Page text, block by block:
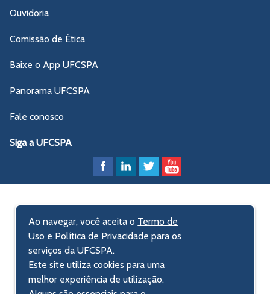
Ouvidoria
Comissão de Ética
Baixe o App UFCSPA
Panorama UFCSPA
Fale conosco
Siga a UFCSPA
Ao navegar, você aceita o Termo de
Uso e Política de Privacidade para os
serviços da UFCSPA.
Este site utiliza cookies para uma
melhor experiência de utilização.